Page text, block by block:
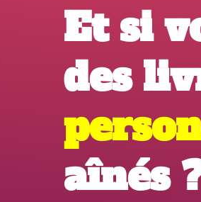
Et si
des
aînés